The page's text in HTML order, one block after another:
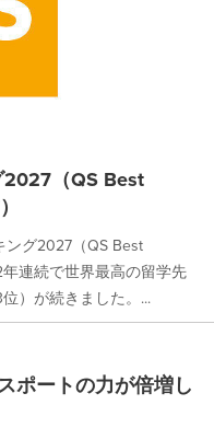
（QS Best
ング2027（QS Best
連続で世界最高の留学先
）が続きました。...
ポートの力が倍増し